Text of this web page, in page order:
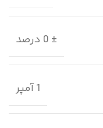
± 0 درصد
1 آمپر